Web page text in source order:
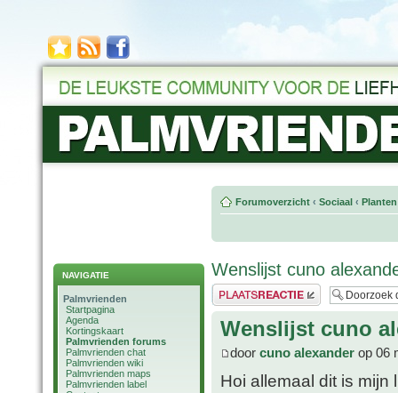
NAVIGATIE
Palmvrienden
Startpagina
Agenda
Kortingskaart
Palmvrienden forums
Palmvrienden chat
Palmvrienden wiki
Palmvrienden maps
Palmvrienden label
Forumoverzicht ‹ Sociaal ‹
Wenslijst cuno
Plaats een reactie
Wenslijst cuno
door cuno alexander op 06
Hoi allemaal dit is mijn